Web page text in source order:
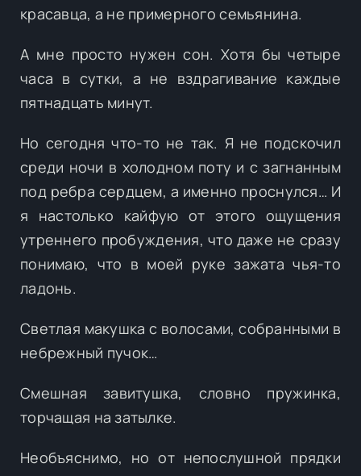
красавца, а не примерного семьянина.
А мне просто нужен сон. Хотя бы четыре
часа в сутки, а не вздрагивание каждые
пятнадцать минут.
Но сегодня что-то не так. Я не подскочил
среди ночи в холодном поту и с загнанным
под ребра сердцем, а именно проснулся… И
я настолько кайфую от этого ощущения
утреннего пробуждения, что даже не сразу
понимаю, что в моей руке зажата чья-то
ладонь.
Светлая макушка с волосами, собранными в
небрежный пучок…
Смешная завитушка, словно пружинка,
торчащая на затылке.
Необъяснимо, но от непослушной прядки